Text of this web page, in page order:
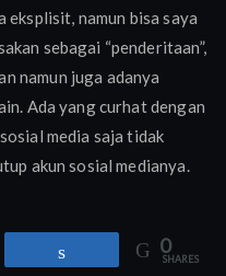
namun bisa saya
sebagai “penderitaan”,
namun juga adanya
Ada yang curhat dengan
media saja tidak
akun sosial medianya.
0
SHARES